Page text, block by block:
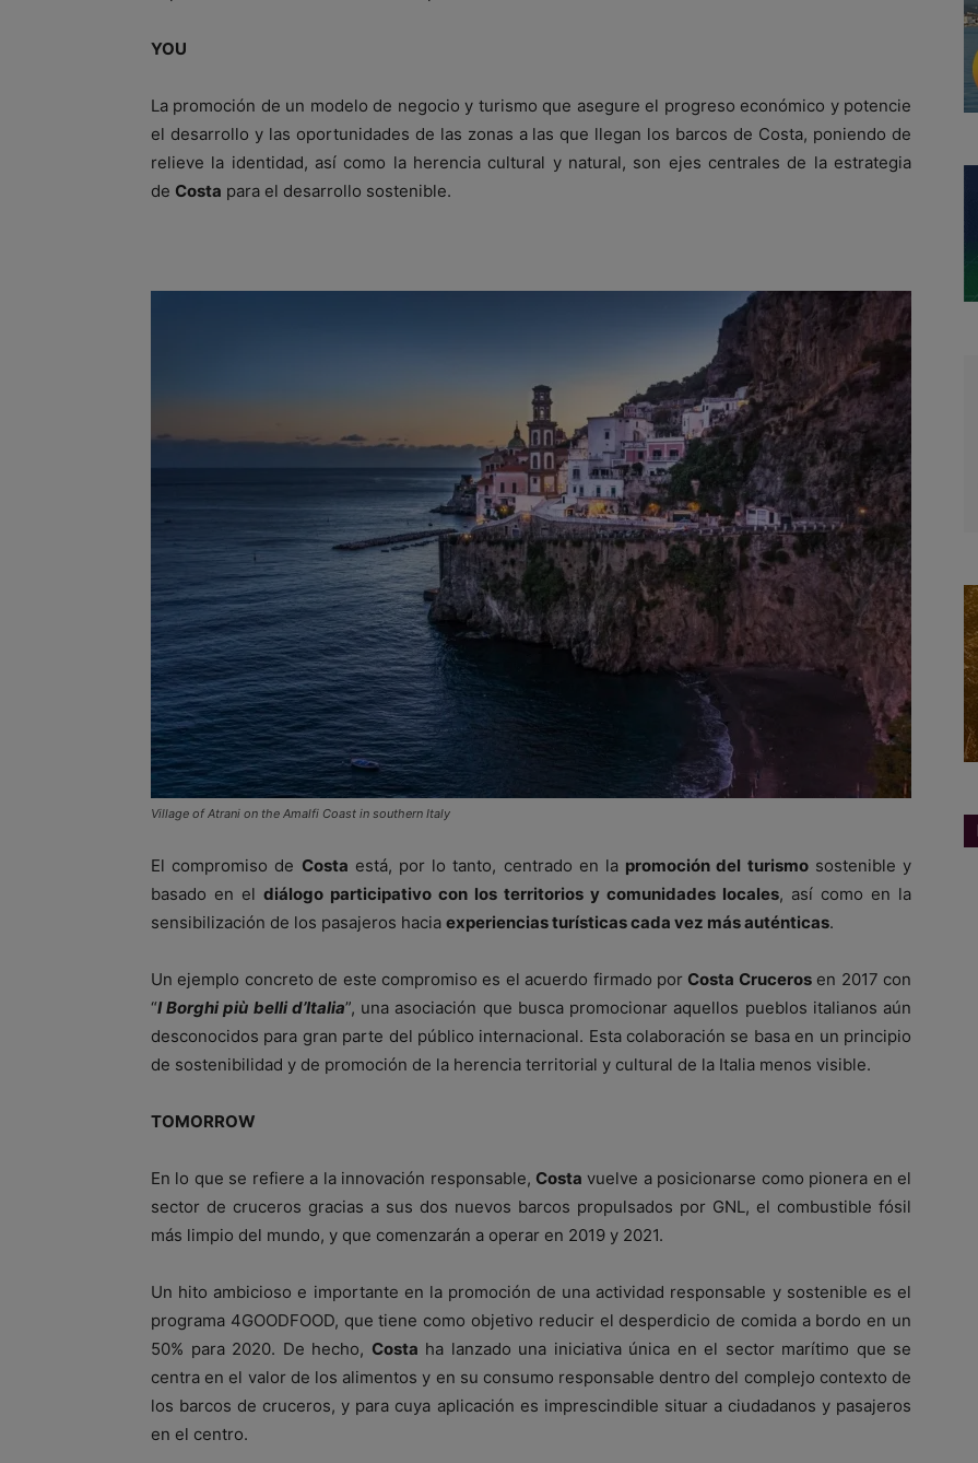
YOU
La promoción de un modelo de negocio y turismo que asegure el progreso económico y potencie
el desarrollo y las oportunidades de las zonas a las que llegan los barcos de Costa, poniendo de
relieve la identidad, así como la herencia cultural y natural, son ejes centrales de la estrategia
de Costa para el desarrollo sostenible.
Village of Atrani on the Amalfi Coast in southern Italy
El compromiso de Costa está, por lo tanto, centrado en la promoción del turismosostenible y
basado en el diálogo participativo con los territorios y comunidades locales, así como en la
sensibilización de los pasajeros hacia experiencias turísticas cada vez más auténticas.
Un ejemplo concreto de este compromiso es el acuerdo firmado por Costa Crucerosen 2017 con
“I Borghi più belli d’Italia”, una asociación que busca promocionar aquellos pueblos italianos aún
desconocidos para gran parte del público internacional. Esta colaboración se basa en un principio
de sostenibilidad y de promoción de la herencia territorial y cultural de la Italia menos visible.
TOMORROW
En lo que se refiere a la innovación responsable, Costa vuelve a posicionarse como pionera en el
sector de cruceros gracias a sus dos nuevos barcos propulsados por GNL, el combustible fósil
más limpio del mundo, y que comenzarán a operar en 2019 y 2021.
Un hito ambicioso e importante en la promoción de una actividad responsable y sostenible es el
programa 4GOODFOOD, que tiene como objetivo reducir el desperdicio de comida a bordo en un
50% para 2020. De hecho, Costa ha lanzado una iniciativa única en el sector marítimo que se
centra en el valor de los alimentos y en su consumo responsable dentro del complejo contexto de
los barcos de cruceros, y para cuya aplicación es imprescindible situar a ciudadanos y pasajeros
en el centro.